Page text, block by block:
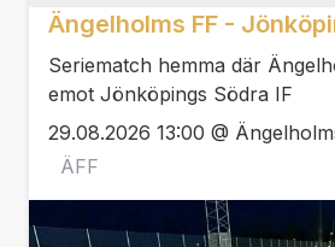
Ängelholms FF -
Seriematch hemma där
emot Jönköpings Södra IF
29.08.2026 13:00 @
ÄFF